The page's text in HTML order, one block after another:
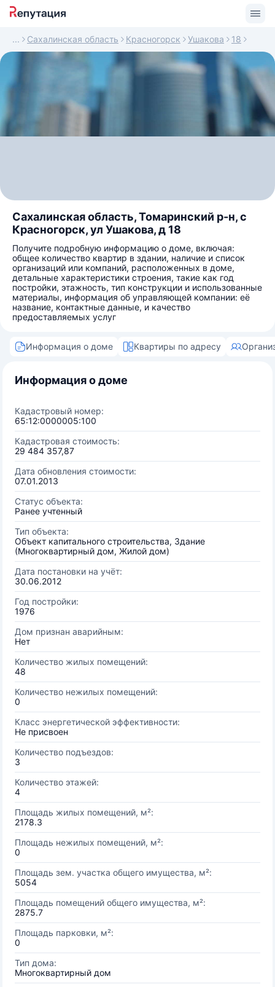
Сахалинская область Красногорск Ушакова 18
Сахалинская область, Томаринский р-н, с
Красногорск, ул Ушакова, д 18
Получите подробную информацию о доме, включая:
общее количество квартир в здании, наличие и список
организаций или компаний, расположенных в доме,
детальные характеристики строения, такие как год
постройки, этажность, тип конструкции и использованные
материалы, информация об управляющей компании: её
название, контактные данные, и качество
предоставляемых услуг
Информация о доме Квартиры по адресу
Информация о доме
Кадастровый номер:
65:12:0000005:100
Кадастровая стоимость:
29 484 357,87
Дата обновления стоимости:
07.01.2013
Статус объекта:
Ранее учтенный
Тип объекта:
Объект капитального строительства, Здание
(Многоквартирный дом, Жилой дом)
Дата постановки на учёт:
30.06.2012
Год постройки:
1976
Дом признан аварийным:
Нет
Количество жилых помещений:
48
Количество нежилых помещений:
0
Класс энергетической эффективности:
Не присвоен
Количество подъездов:
3
Количество этажей:
4
Площадь жилых помещений, м²:
2178.3
Площадь нежилых помещений, м²:
0
Площадь зем. участка общего имущества, м²:
5054
Площадь помещений общего имущества, м²:
2875.7
Площадь парковки, м²:
0
Тип дома:
Многоквартирный дом